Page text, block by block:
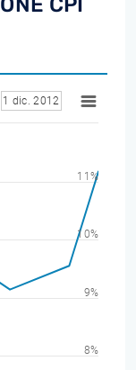
1 dic. 2012
8%
9%
10%
11%